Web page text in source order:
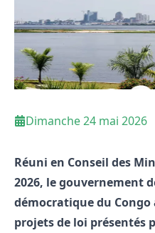
Dimanche 24 mai 2026
Réuni en Conseil des
2026, le gouvernement
démocratique du
projets de loi présentés